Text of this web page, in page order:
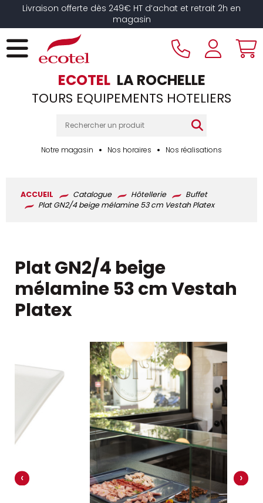
Livraison offerte dès 249€ HT d’achat et retrait 2h en
magasin
ECOTEL LA ROCHELLE
TOURS EQUIPEMENTS HOTELIERS
Notre magasin Nos horaires Nos réalisations
ACCUEIL Catalogue Hôtellerie
Buffet
Plat GN2/4 beige mélamine 53 cm Vestah Platex
Plat GN2/4 beige
mélamine 53 cm Vestah
Platex
‹ ›
Panneau de gestion des cookies